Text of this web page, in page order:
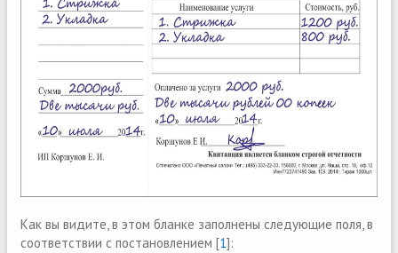
Как вы видите, в этом бланке заполнены следующие поля, в
соответствии с постановлением [1]: